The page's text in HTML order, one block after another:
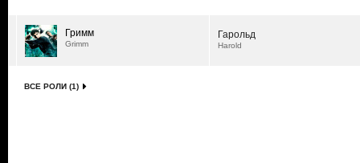
Гримм
Grimm
Гарольд
Harold
ВСЕ РОЛИ (1)